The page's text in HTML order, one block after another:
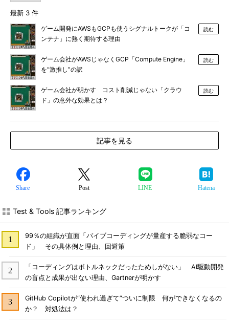
最新 3 件
ゲーム開発にAWSもGCPも使うシグナルトークが「コ
ンテナ」に熱く期待する理由
読む
ゲーム会社がAWSじゃなくGCP「Compute Engine」
を“激推し”の訳
読む
ゲーム会社が明かす コスト削減じゃない「クラウ
ド」の意外な効果とは？
読む
記事を見る
Share Post LINE Hatena
Test & Tools 記事ランキング
99％の組織が直面「バイブコーディングが量産する脆弱なコー
ド」 その具体例と理由、回避策
「コーディングはボトルネックだったためしがない」 AI駆動開発
の盲点と成果が出ない理由、Gartnerが明かす
GitHub Copilotが“使われ過ぎて”ついに制限 何ができなくなるの
か？ 対処法は？